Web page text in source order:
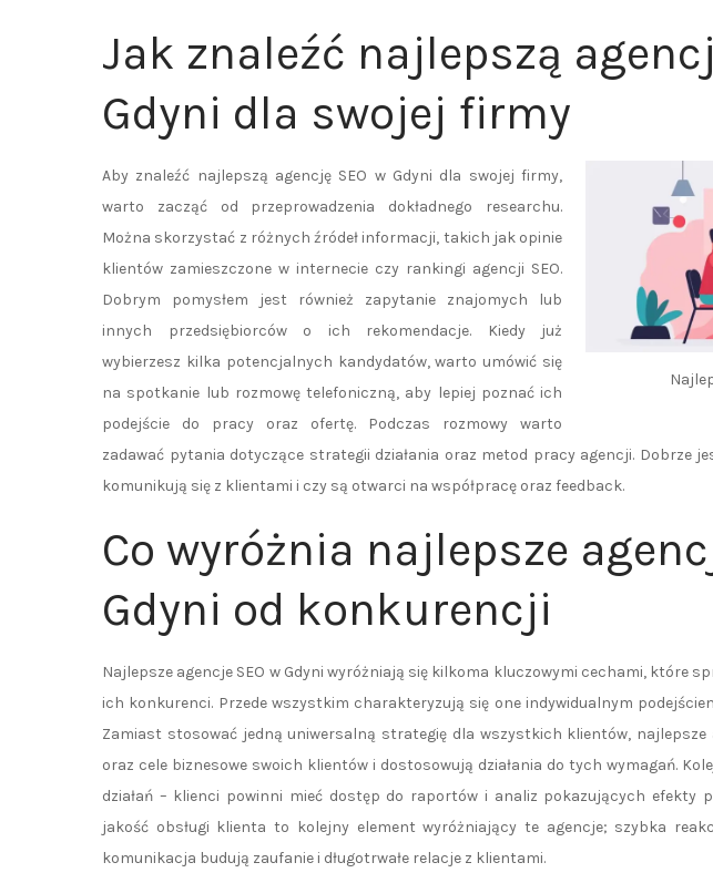
Jak znaleźć najlepszą
Gdyni dla swojej firmy
Aby znaleźć najlepszą agencję SEO w Gdyni dla swojej firmy,
warto zacząć od przeprowadzenia dokładnego researchu.
Można skorzystać z różnych źródeł informacji, takich jak opinie
klientów zamieszczone w internecie czy rankingi agencji SEO.
Dobrym pomysłem jest również zapytanie znajomych lub
innych przedsiębiorców o ich rekomendacje. Kiedy już
wybierzesz kilka potencjalnych kandydatów, warto umówić się
na spotkanie lub rozmowę telefoniczną, aby lepiej poznać ich
podejście do pracy oraz ofertę. Podczas rozmowy warto
zadawać pytania dotyczące strategii działania oraz metod pracy agencji. Dobrze
komunikują się z klientami i czy są otwarci na współpracę oraz feedback.
Co wyróżnia najlepsze
Gdyni od konkurencji
Najlepsze agencje SEO w Gdyni wyróżniają się kilkoma kluczowymi cechami, które
ich konkurenci. Przede wszystkim charakteryzują się one indywidualnym
Zamiast stosować jedną uniwersalną strategię dla wszystkich klientów,
oraz cele biznesowe swoich klientów i dostosowują działania do tych wymagań.
działań – klienci powinni mieć dostęp do raportów i analiz pokazujących efekty
jakość obsługi klienta to kolejny element wyróżniający te agencje; szybka
komunikacja budują zaufanie i długotrwałe relacje z klientami.